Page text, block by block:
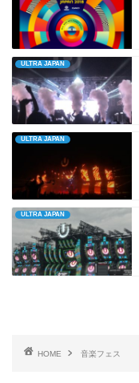
ULTRA JAPAN
ULTRA JAPAN
ULTRA JAPAN
HOME 音楽フェス